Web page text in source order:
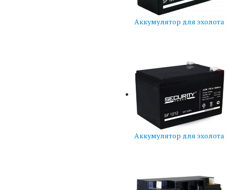
Аккумулятор для эхолота
Аккумулятор для эхолота